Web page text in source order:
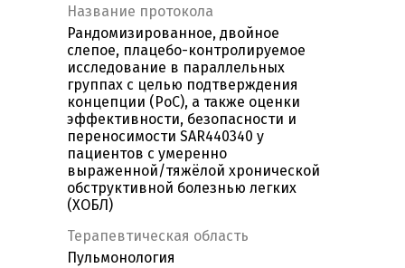
Название протокола
Рандомизированное, двойное
слепое, плацебо-контролируемое
исследование в параллельных
группах с целью подтверждения
концепции (PoC), а также оценки
эффективности, безопасности и
переносимости SAR440340 у
пациентов с умеренно
выраженной/тяжёлой хронической
обструктивной болезнью легких
(ХОБЛ)
Терапевтическая область
Пульмонология